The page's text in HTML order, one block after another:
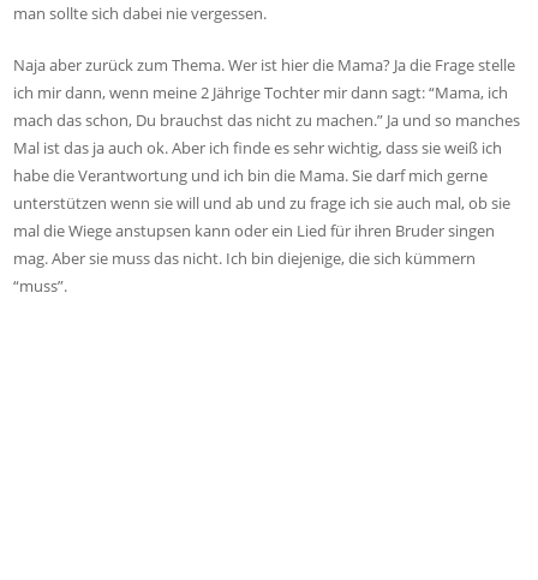
man sollte sich dabei nie vergessen.
Naja aber zurück zum Thema. Wer ist hier die Mama? Ja die Frage stelle
ich mir dann, wenn meine 2 Jährige Tochter mir dann sagt: “Mama, ich
mach das schon, Du brauchst das nicht zu machen.” Ja und so manches
Mal ist das ja auch ok. Aber ich finde es sehr wichtig, dass sie weiß ich
habe die Verantwortung und ich bin die Mama. Sie darf mich gerne
unterstützen wenn sie will und ab und zu frage ich sie auch mal, ob sie
mal die Wiege anstupsen kann oder ein Lied für ihren Bruder singen
mag. Aber sie muss das nicht. Ich bin diejenige, die sich kümmern
“muss”.